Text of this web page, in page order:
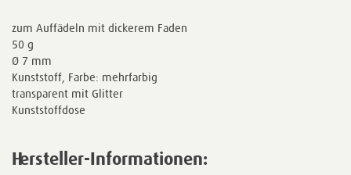
zum Auffädeln mit dickerem Faden
50 g
Ø 7 mm
Kunststoff, Farbe: mehrfarbig
transparent mit Glitter
Kunststoffdose
Hersteller-Informationen: